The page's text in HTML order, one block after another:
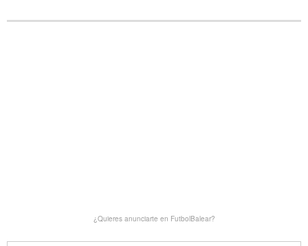
¿Quieres anunciarte en FutbolBalear?